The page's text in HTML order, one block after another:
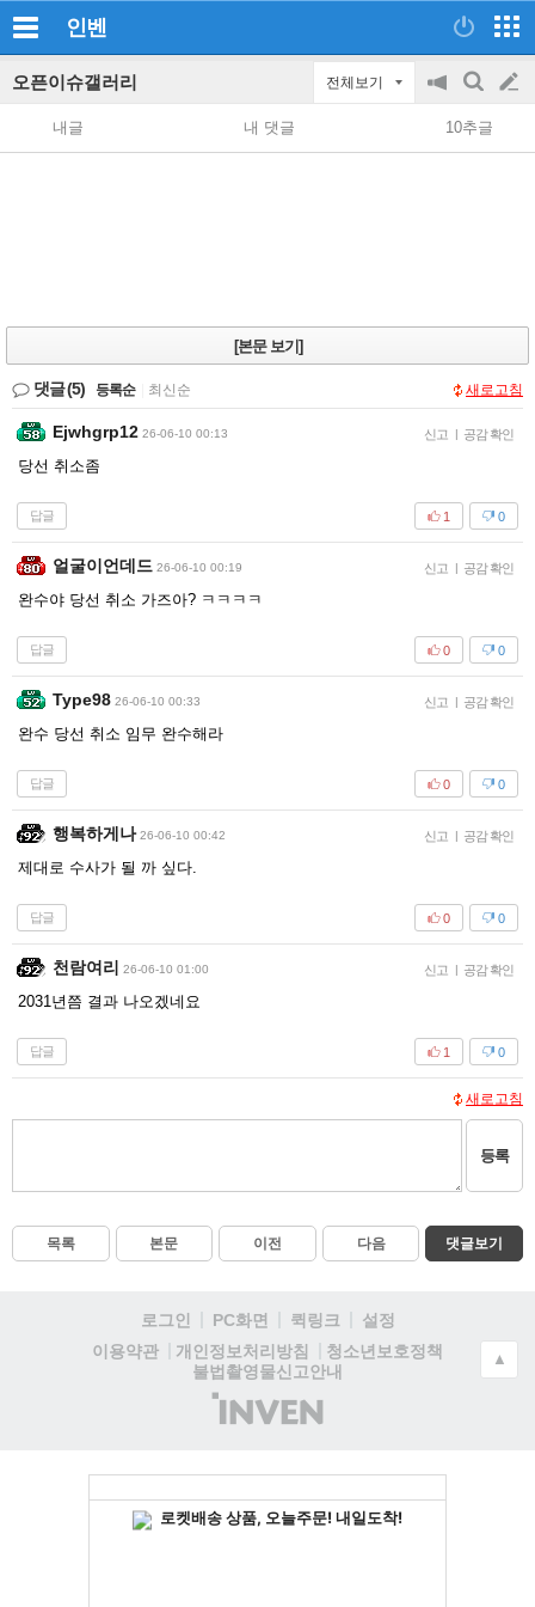
인벤
오픈이슈갤러리 전체보기
공
지
on/off
검
색
글
쓰
내글 내 댓글 10추글
[본문 보기]
댓글(5) 등록순 최신순 새로고침
Ejwhgrp12 26-06-10 00:13 신고 | 공감 확인
당선 취소좀
답글 0
1
얼굴이언데드 26-06-10 00:19 신고 | 공감 확인
완수야 당선 취소 가즈아? ㅋㅋㅋㅋ
답글 0
0
Type98 26-06-10 00:33 신고 | 공감 확인
완수 당선 취소 임무 완수해라
답글 0
0
행복하게나 26-06-10 00:42 신고 | 공감 확인
제대로 수사가 될 까 싶다.
답글 0
0
천람여리 26-06-10 01:00 신고 | 공감 확인
2031년쯤 결과 나오겠네요
답글 0
1
새로고침
등록
목록 본문 이전 다음 댓글보기
로그인 PC화면 퀵링크
설정
이용약관
개인정보처리방침
청소년보호정책
불법촬영물신고안내
(주)
인
▲